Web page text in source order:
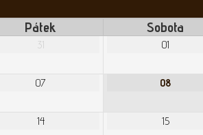
Pátek Sobota
31 01
07 08
14 15